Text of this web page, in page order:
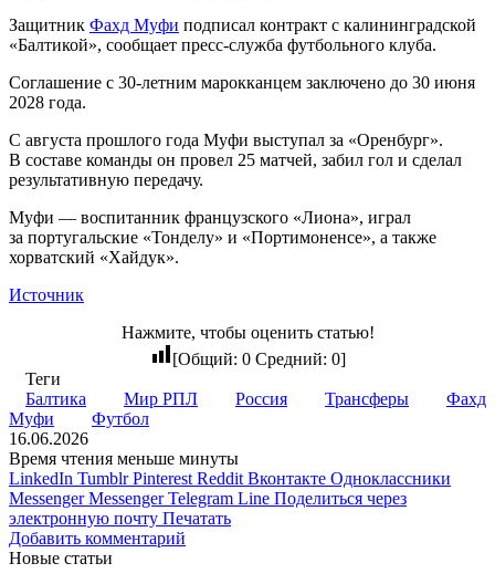
Защитник Фахд Муфи подписал контракт с калининградской
«Балтикой», сообщает пресс‑служба футбольного клуба.
Соглашение с 30‑летним марокканцем заключено до 30 июня
2028 года.
С августа прошлого года Муфи выступал за «Оренбург».
В составе команды он провел 25 матчей, забил гол и сделал
результативную передачу.
Муфи — воспитанник французского «Лиона», играл
за португальские «Тонделу» и «Портимоненсе», а также
хорватский «Хайдук».
Источник
Нажмите, чтобы оценить статью!
[Общий: 0Средний: 0]
Теги
Балтика
Мир РПЛ Россия Трансферы
Фахд
Муфи
Футбол
16.06.2026
Время чтения меньше минуты
LinkedIn Tumblr Pinterest Reddit Вконтакте Одноклассники
Messenger Messenger Telegram Line Поделиться через
электронную почту Печатать
Добавить комментарий
Новые статьи